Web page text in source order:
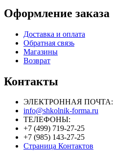
Оформление заказа
Доставка и оплата
Обратная связь
Магазины
Возврат
Контакты
ЭЛЕКТРОННАЯ ПОЧТА:
info@shkolnik-forma.ru
ТЕЛЕФОНЫ:
+7 (499) 719-27-25
+7 (985) 143-27-25
Страница Контактов